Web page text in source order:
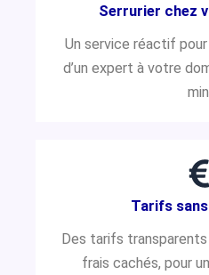
Serrurier chez
Un service réactif
d’un expert à votre
min.
Tarifs
Des tarifs
frais cachés, pour